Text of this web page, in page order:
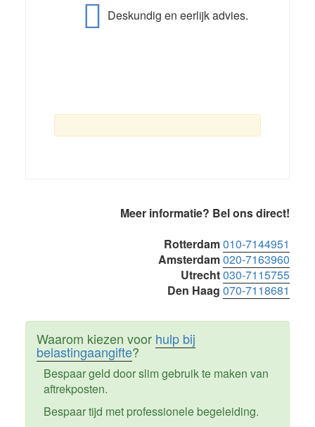
Deskundig en eerlijk advies.
Meer informatie? Bel ons direct!
Rotterdam010-7144951
Amsterdam020-7163960
Utrecht030-7115755
Den Haag 070-7118681
Waarom kiezen voor hulp bij
belastingaangifte?
Bespaar geld door slim gebruik te maken van
aftrekposten.
Bespaar tijd met professionele begeleiding.